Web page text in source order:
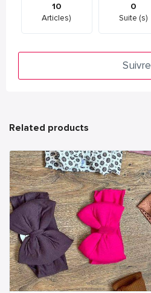
10
Articles)
0
Suite (s)
Suivre
Related products